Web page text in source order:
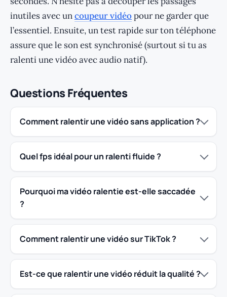
inutiles avec uncoupeur vidéopour ne garder que
l’essentiel. Ensuite, un test rapide sur ton téléphone
assure que le son est synchronisé (surtout si tu as
ralenti une vidéo avec audio natif).
Questions Fréquentes
Comment ralentir une vidéo sans application ?
Quel fps idéal pour un ralenti fluide ?
Pourquoi ma vidéo ralentie est-elle saccadée
?
Comment ralentir une vidéo sur TikTok ?
Est-ce que ralentir une vidéo réduit la qualité ?